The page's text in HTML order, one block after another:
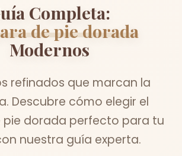
Completa:
de pie dorada
Modernos
refinados que marcan la
Descubre cómo elegir el
pie dorada perfecto para tu
nuestra guía experta.